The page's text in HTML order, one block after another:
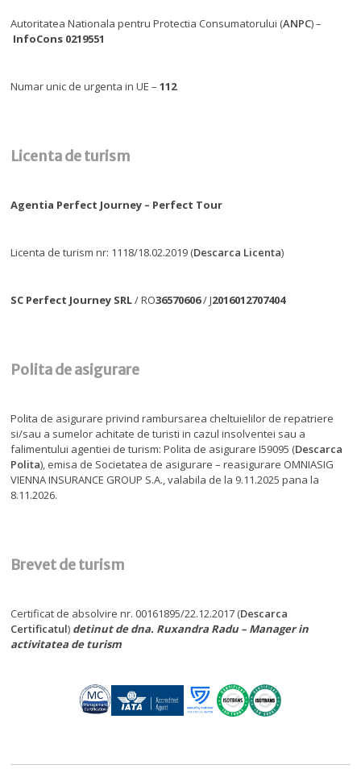
Autoritatea Nationala pentru Protectia Consumatorului (ANPC) –
InfoCons 0219551
Numar unic de urgenta in UE –112
Licenta de turism
Agentia Perfect Journey – Perfect Tour
Licenta de turism nr: 1118/18.02.2019 (Descarca Licenta)
SC Perfect Journey SRL/ RO36570606/ J2016012707404
Polita de asigurare
Polita de asigurare privind rambursarea cheltuielilor de repatriere
si/sau a sumelor achitate de turisti in cazul insolventei sau a
falimentului agentiei de turism: Polita de asigurare I59095 (Descarca
Polita), emisa de Societatea de asigurare – reasigurare OMNIASIG
VIENNA INSURANCE GROUP S.A., valabila de la 9.11.2025 pana la
8.11.2026.
Brevet de turism
Certificat de absolvire nr. 00161895/22.12.2017 (Descarca
Certificatul) detinut de dna. Ruxandra Radu – Manager in
activitatea de turism